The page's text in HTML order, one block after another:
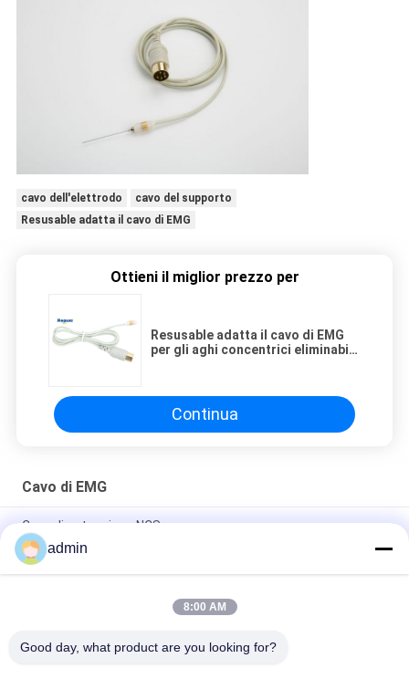
cavo dell'elettrodo
cavo del supporto
Resusable adatta il cavo di EMG
Ottieni il miglior prezzo per
Resusable adatta il cavo di EMG
per gli aghi concentrici eliminabili
Continua
Cavo di EMG
Cavo di estensione NCS
Cavo riutilizzabile di EMG dell'elettrodo monopolare dell'ago
con il filo di piombo di 1500mm
Lo schermo concentrico di EMG adatta il cavo con la spina di
admin
8:00 AM
Good day, what product are you looking for?